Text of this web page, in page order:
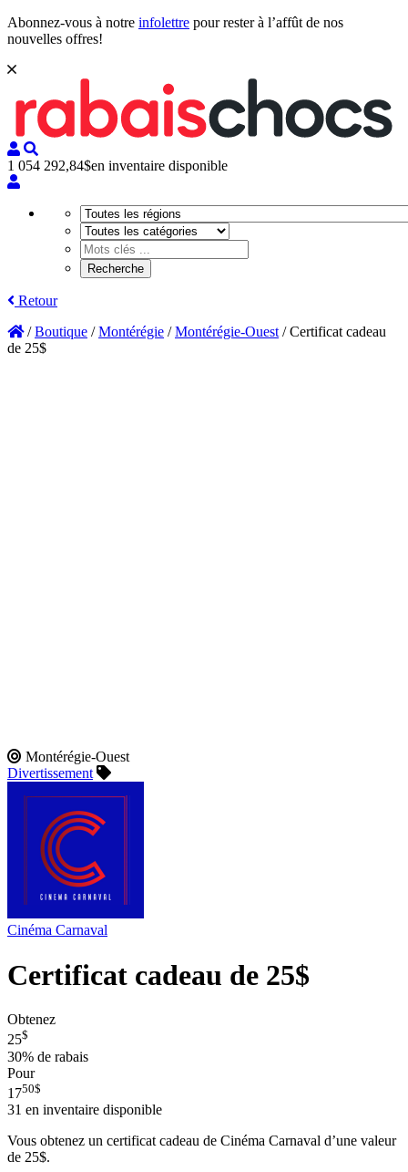
Abonnez-vous à notre infolettre pour rester à l’affût de nos
nouvelles offres!
1 054 292,84$en inventaire disponible
Retour
/Boutique /Montérégie /Montérégie-Ouest /Certificat cadeau
de 25$
Montérégie-Ouest
Divertissement
Cinéma Carnaval
Certificat cadeau de 25$
Obtenez
25$
30% de rabais
Pour
1750$
31 en inventaire disponible
Vous obtenez un certificat cadeau de Cinéma Carnaval d’une valeur
de 25$.